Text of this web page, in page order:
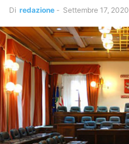
Di redazione - Settembre 17, 2020